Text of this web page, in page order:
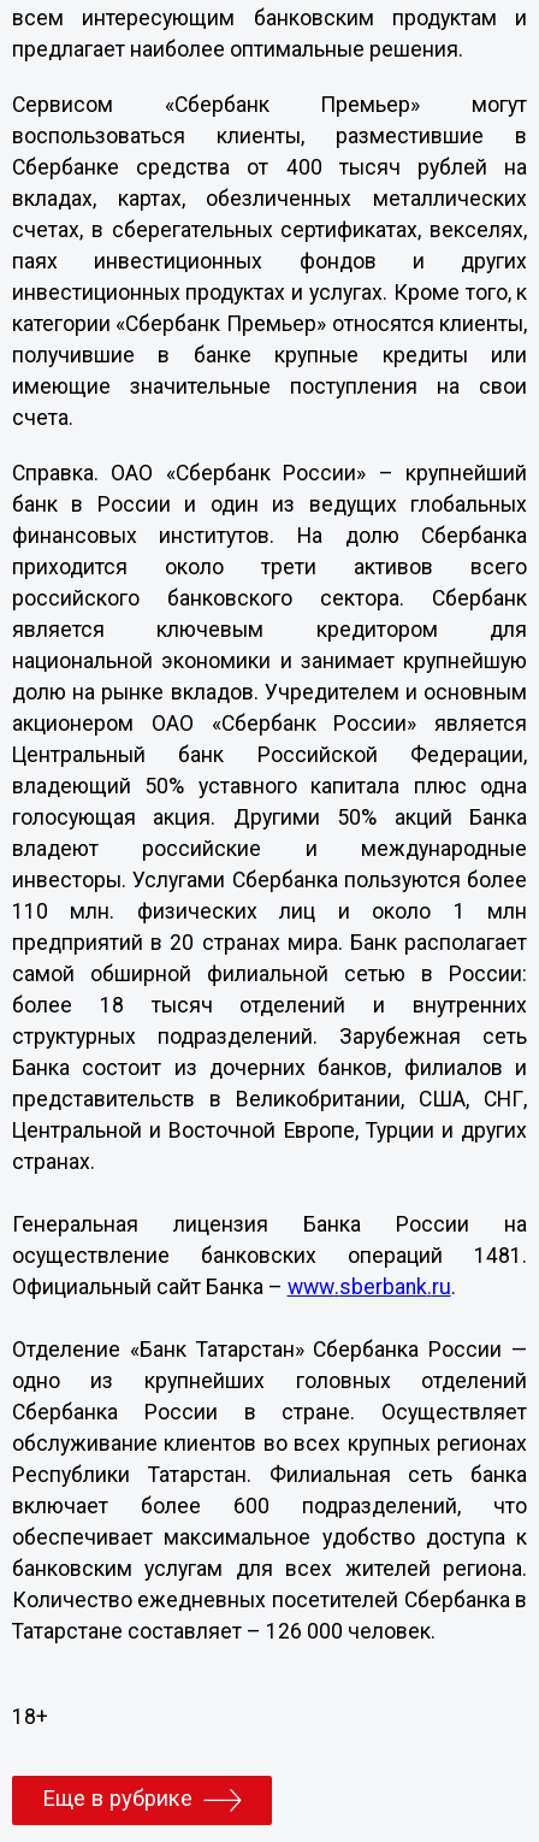
всем интересующим банковским продуктам и
предлагает наиболее оптимальные решения.
Сервисом «Сбербанк Премьер» могут
воспользоваться клиенты, разместившие в
Сбербанке средства от 400 тысяч рублей на
вкладах, картах, обезличенных металлических
счетах, в сберегательных сертификатах, векселях,
паях инвестиционных фондов и других
инвестиционных продуктах и услугах. Кроме того, к
категории «Сбербанк Премьер» относятся клиенты,
получившие в банке крупные кредиты или
имеющие значительные поступления на свои
счета.
Справка. ОАО «Сбербанк России» – крупнейший
банк в России и один из ведущих глобальных
финансовых институтов. На долю Сбербанка
приходится около трети активов всего
российского банковского сектора. Сбербанк
является ключевым кредитором для
национальной экономики и занимает крупнейшую
долю на рынке вкладов. Учредителем и основным
акционером ОАО «Сбербанк России» является
Центральный банк Российской Федерации,
владеющий 50% уставного капитала плюс одна
голосующая акция. Другими 50% акций Банка
владеют российские и международные
инвесторы. Услугами Сбербанка пользуются более
110 млн. физических лиц и около 1 млн
предприятий в 20 странах мира. Банк располагает
самой обширной филиальной сетью в России:
более 18 тысяч отделений и внутренних
структурных подразделений. Зарубежная сеть
Банка состоит из дочерних банков, филиалов и
представительств в Великобритании, США, СНГ,
Центральной и Восточной Европе, Турции и других
странах.
Генеральная лицензия Банка России на
осуществление банковских операций 1481.
Официальный сайт Банка – www.sberbank.ru.
Отделение «Банк Татарстан» Сбербанка России —
одно из крупнейших головных отделений
Сбербанка России в стране. Осуществляет
обслуживание клиентов во всех крупных регионах
Республики Татарстан. Филиальная сеть банка
включает более 600 подразделений, что
обеспечивает максимальное удобство доступа к
банковским услугам для всех жителей региона.
Количество ежедневных посетителей Сбербанка в
Татарстане составляет – 126 000 человек.
18+
Еще в рубрике